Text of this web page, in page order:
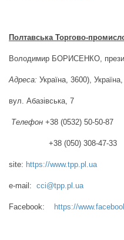
Полтавська Торгово-
Володимир БОРИСЕНКО,
Адреса: Україна, 3600),
вул. Абазівська, 7
Телефон +38 (0532) 50-50-87
+38 (050) 308-47-33
site: https://www.tpp.pl.ua
e-mail: cci@tpp.pl.ua
Facebook: https://